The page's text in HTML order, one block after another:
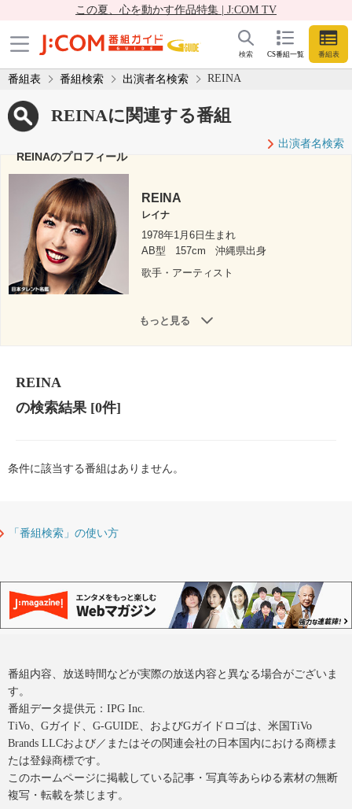
この夏、心を動かす作品特集 | J:COM TV
CS番組一覧 番組表
検索
番組表 番組検索 出演者名検索 REINA
REINAに関連する番組
出演者名検索
REINAのプロフィール
REINA
レイナ
1978年1月6日生まれ
AB型
157cm
沖縄県出身
歌手・アーティスト
もっと見る
REINA
の検索結果[0件]
条件に該当する番組はありません。
「番組検索」の使い方
番組内容、放送時間などが実際の放送内容と異なる場合がございま
す。
番組データ提供元：IPG Inc.
TiVo、Gガイド、G-GUIDE、およびGガイドロゴは、米国TiVo
Brands LLCおよび／またはその関連会社の日本国内における商標ま
たは登録商標です。
このホームページに掲載している記事・写真等あらゆる素材の無断
複写・転載を禁じます。